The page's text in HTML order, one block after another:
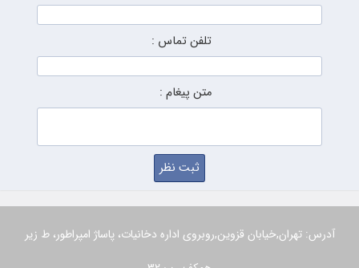
تلفن تماس :
متن پیغام :
آدرس: تهران,خیابان قزوین,روبروی اداره دخانیات، پاساژ امپراطور، ط زیر